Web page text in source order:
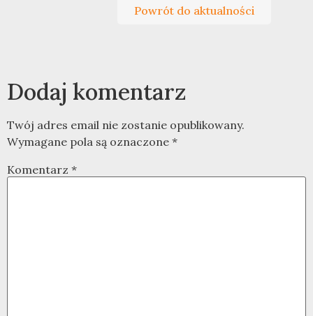
Powrót do aktualności
Dodaj komentarz
Twój adres email nie zostanie opublikowany.
Wymagane pola są oznaczone *
Komentarz *